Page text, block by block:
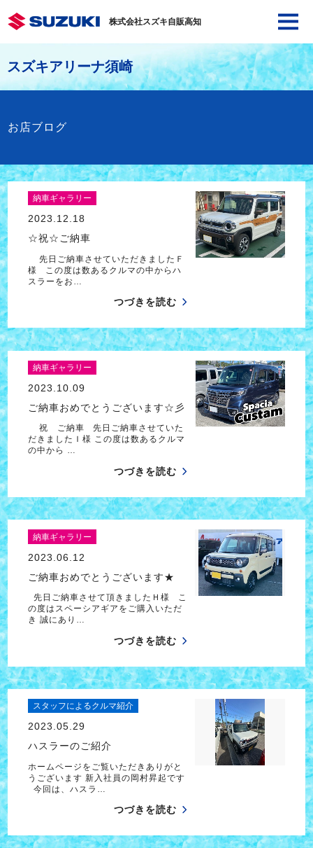
株式会社スズキ自販高知
スズキアリーナ須崎
お店ブログ
納車ギャラリー
2023.12.18
☆祝☆ご納車
先日ご納車させていただきましたＦ
様 この度は数あるクルマの中からハ
スラーをお…
つづきを読む
納車ギャラリー
2023.10.09
ご納車おめでとうございます☆彡
祝 ご納車 先日ご納車させていた
だきましたＩ様 この度は数あるクルマ
の中から …
つづきを読む
納車ギャラリー
2023.06.12
ご納車おめでとうございます★
先日ご納車させて頂きましたＨ様 こ
の度はスペーシアギアをご購入いただ
き 誠にあり…
つづきを読む
スタッフによるクルマ紹介
2023.05.29
ハスラーのご紹介
ホームページをご覧いただきありがと
うございます 新入社員の岡村昇起です
今回は、ハスラ…
つづきを読む